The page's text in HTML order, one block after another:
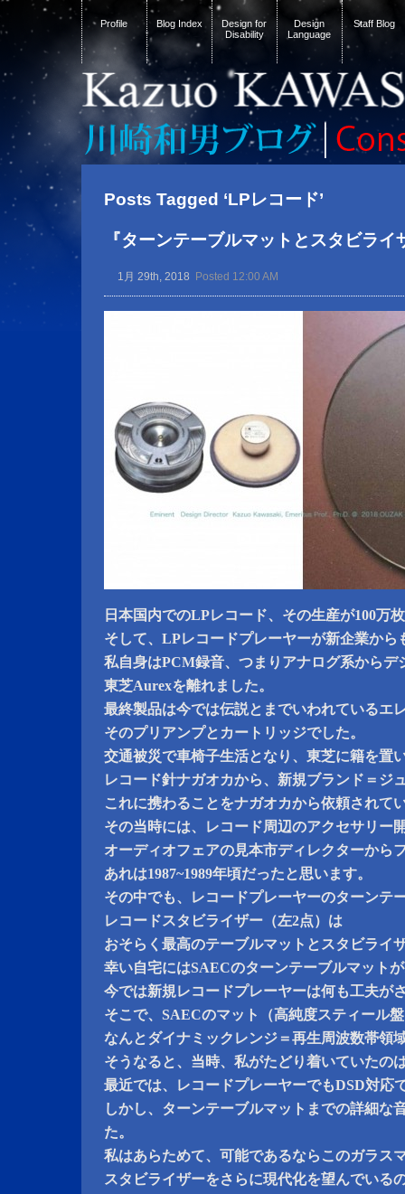
Profile Blog Index
Design for
Disability
Design
Language
Staff Blog
Posts Tagged ‘LPレコード’
『ターンテーブルマットとスタビラ
1月 29th, 2018 Posted 12:00 AM
日本国内でのLPレコード、その生産が100万
そして、LPレコードプレーヤーが新企業から
私自身はPCM録音、つまりアナログ系からデ
東芝Aurexを離れました。
最終製品は今では伝説とまでいわれているエ
そのプリアンプとカートリッジでした。
交通被災で車椅子生活となり、東芝に籍を置
レコード針ナガオカから、新規ブランド＝ジ
これに携わることをナガオカから依頼されて
その当時には、レコード周辺のアクセサリー
オーディオフェアの見本市ディレクターから
あれは1987~1989年頃だったと思います。
その中でも、レコードプレーヤーのターンテ
レコードスタビライザー（左2点）は
おそらく最高のテーブルマットとスタビライ
幸い自宅にはSAECのターンテーブルマット
今では新規レコードプレーヤーは何も工夫が
そこで、SAECのマット（高純度スティール
なんとダイナミックレンジ＝再生周波数帯領
そうなると、当時、私がたどり着いていたの
最近では、レコードプレーヤーでもDSD対応
しかし、ターンテーブルマットまでの詳細な
た。
私はあらためて、可能であるならこのガラス
スタビライザーをさらに現代化を望んでいる